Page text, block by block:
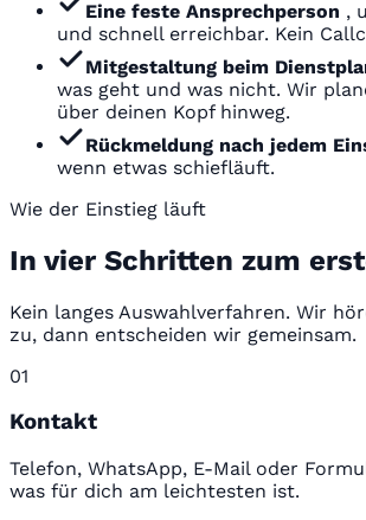
Eine feste Ansprechperson ,
und schnell erreichbar. Kein
Mitgestaltung beim
was geht und was nicht. Wir
über deinen Kopf hinweg.
Rückmeldung nach jedem
wenn etwas schiefläuft.
Wie der Einstieg läuft
In vier Schritten zum
Kein langes Auswahlverfahren. Wir
zu, dann entscheiden wir gemeinsam.
01
Kontakt
Telefon, WhatsApp, E-Mail oder
was für dich am leichtesten ist.